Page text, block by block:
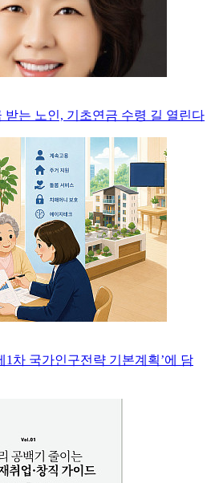
받는 노인, 기초연금 수령 길 열린다
1차 국가인구전략 기본계획’에 담